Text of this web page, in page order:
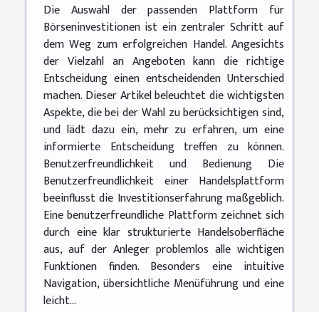
Die Auswahl der passenden Plattform für
Börseninvestitionen ist ein zentraler Schritt auf
dem Weg zum erfolgreichen Handel. Angesichts
der Vielzahl an Angeboten kann die richtige
Entscheidung einen entscheidenden Unterschied
machen. Dieser Artikel beleuchtet die wichtigsten
Aspekte, die bei der Wahl zu berücksichtigen sind,
und lädt dazu ein, mehr zu erfahren, um eine
informierte Entscheidung treffen zu können.
Benutzerfreundlichkeit und Bedienung Die
Benutzerfreundlichkeit einer Handelsplattform
beeinflusst die Investitionserfahrung maßgeblich.
Eine benutzerfreundliche Plattform zeichnet sich
durch eine klar strukturierte Handelsoberfläche
aus, auf der Anleger problemlos alle wichtigen
Funktionen finden. Besonders eine intuitive
Navigation, übersichtliche Menüführung und eine
leicht...